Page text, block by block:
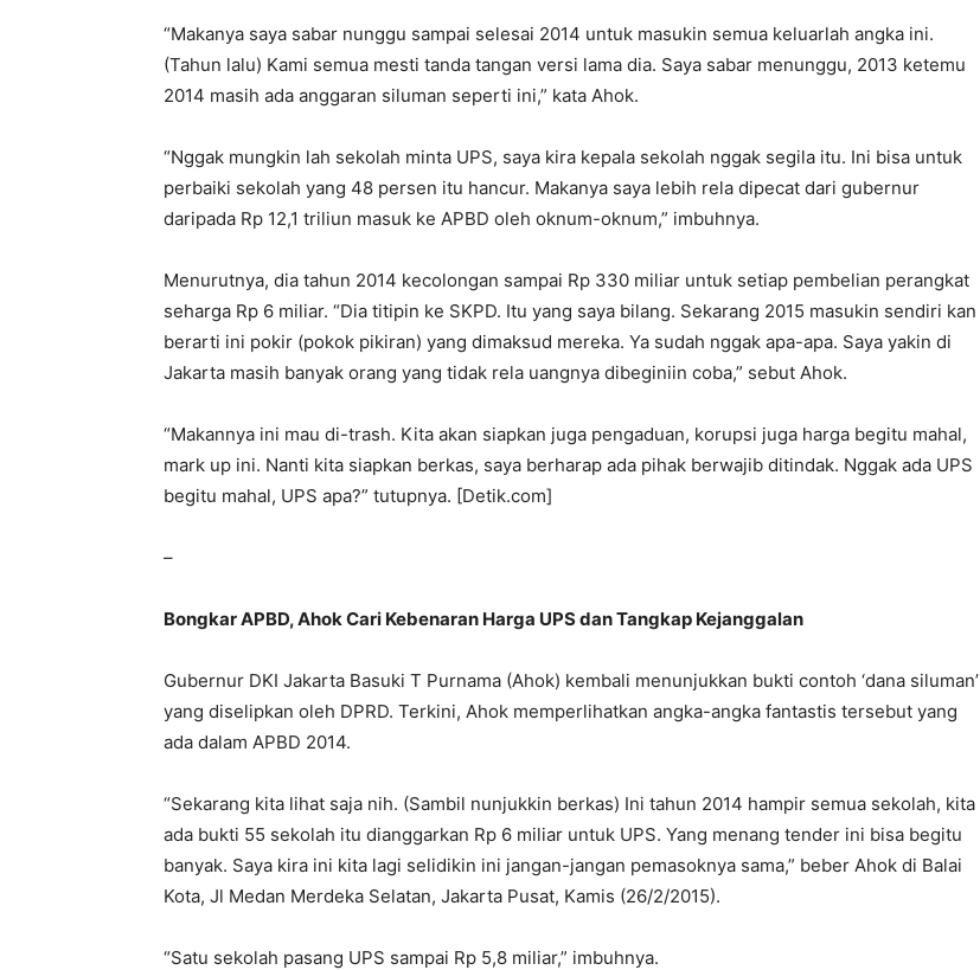
“Makanya saya sabar nunggu sampai selesai 2014 untuk masukin semua keluarlah angka ini.
(Tahun lalu) Kami semua mesti tanda tangan versi lama dia. Saya sabar menunggu, 2013 ketemu
2014 masih ada anggaran siluman seperti ini,” kata Ahok.
“Nggak mungkin lah sekolah minta UPS, saya kira kepala sekolah nggak segila itu. Ini bisa untuk
perbaiki sekolah yang 48 persen itu hancur. Makanya saya lebih rela dipecat dari gubernur
daripada Rp 12,1 triliun masuk ke APBD oleh oknum-oknum,” imbuhnya.
Menurutnya, dia tahun 2014 kecolongan sampai Rp 330 miliar untuk setiap pembelian perangkat
seharga Rp 6 miliar. “Dia titipin ke SKPD. Itu yang saya bilang. Sekarang 2015 masukin sendiri kan
berarti ini pokir (pokok pikiran) yang dimaksud mereka. Ya sudah nggak apa-apa. Saya yakin di
Jakarta masih banyak orang yang tidak rela uangnya dibeginiin coba,” sebut Ahok.
“Makannya ini mau di-trash. Kita akan siapkan juga pengaduan, korupsi juga harga begitu mahal,
mark up ini. Nanti kita siapkan berkas, saya berharap ada pihak berwajib ditindak. Nggak ada UPS
begitu mahal, UPS apa?” tutupnya. [Detik.com]
–
Bongkar APBD, Ahok Cari Kebenaran Harga UPS dan Tangkap Kejanggalan
Gubernur DKI Jakarta Basuki T Purnama (Ahok) kembali menunjukkan bukti contoh ‘dana siluman’
yang diselipkan oleh DPRD. Terkini, Ahok memperlihatkan angka-angka fantastis tersebut yang
ada dalam APBD 2014.
“Sekarang kita lihat saja nih. (Sambil nunjukkin berkas) Ini tahun 2014 hampir semua sekolah, kita
ada bukti 55 sekolah itu dianggarkan Rp 6 miliar untuk UPS. Yang menang tender ini bisa begitu
banyak. Saya kira ini kita lagi selidikin ini jangan-jangan pemasoknya sama,” beber Ahok di Balai
Kota, Jl Medan Merdeka Selatan, Jakarta Pusat, Kamis (26/2/2015).
“Satu sekolah pasang UPS sampai Rp 5,8 miliar,” imbuhnya.